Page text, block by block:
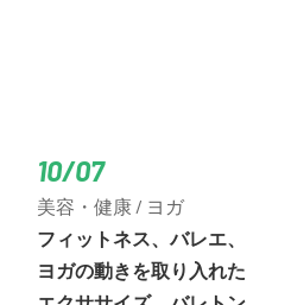
10/07
美容・健康 / ヨガ
フィットネス、バレエ、
ヨガの動きを取り入れた